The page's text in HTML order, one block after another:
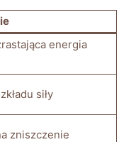
energia
siły
zniszczenie